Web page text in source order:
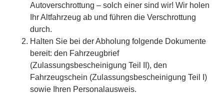
Autoverschrottung – solch einer sind wir! Wir holen
Ihr Altfahrzeug ab und führen die Verschrottung
durch.
Halten Sie bei der Abholung folgende Dokumente
bereit: den Fahrzeugbrief
(Zulassungsbescheinigung Teil II), den
Fahrzeugschein (Zulassungsbescheinigung Teil I)
sowie Ihren Personalausweis.